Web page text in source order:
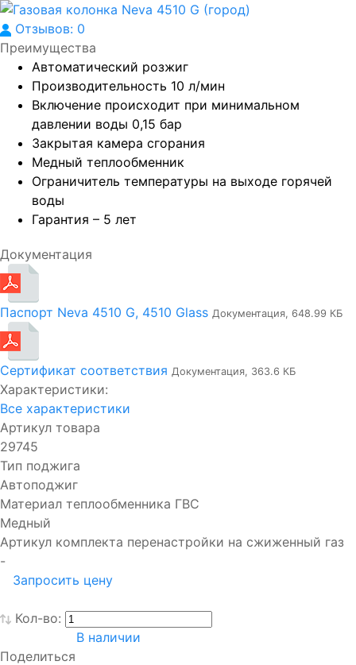
Отзывов: 0
Преимущества
Автоматический розжиг
Производительность 10 л/мин
Включение происходит при минимальном
давлении воды 0,15 бар
Закрытая камера сгорания
Медный теплообменник
Ограничитель температуры на выходе горячей
воды
Гарантия – 5 лет
Документация
Паспорт Neva 4510 G, 4510 Glass Документация, 648.99 КБ
Сертификат соответствия Документация, 363.6 КБ
Характеристики:
Все характеристики
Артикул товара
29745
Тип поджига
Автоподжиг
Материал теплообменника ГВС
Медный
Артикул комплекта перенастройки на сжиженный газ
-
Запросить цену
Кол-во:
В наличии
Поделиться